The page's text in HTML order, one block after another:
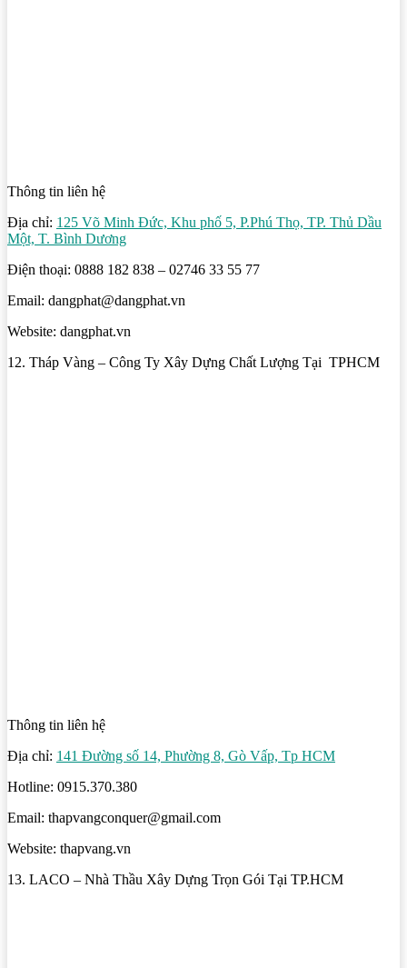
Thông tin liên hệ
Địa chỉ: 125 Võ Minh Đức, Khu phố 5, P.Phú Thọ, TP. Thủ Dầu
Một, T. Bình Dương
Điện thoại: 0888 182 838 – 02746 33 55 77
Email: dangphat@dangphat.vn
Website: dangphat.vn
12. Tháp Vàng – Công Ty Xây Dựng Chất Lượng Tại TPHCM
Thông tin liên hệ
Địa chỉ: 141 Đường số 14, Phường 8, Gò Vấp, Tp HCM
Hotline: 0915.370.380
Email: thapvangconquer@gmail.com
Website: thapvang.vn
13. LACO – Nhà Thầu Xây Dựng Trọn Gói Tại TP.HCM